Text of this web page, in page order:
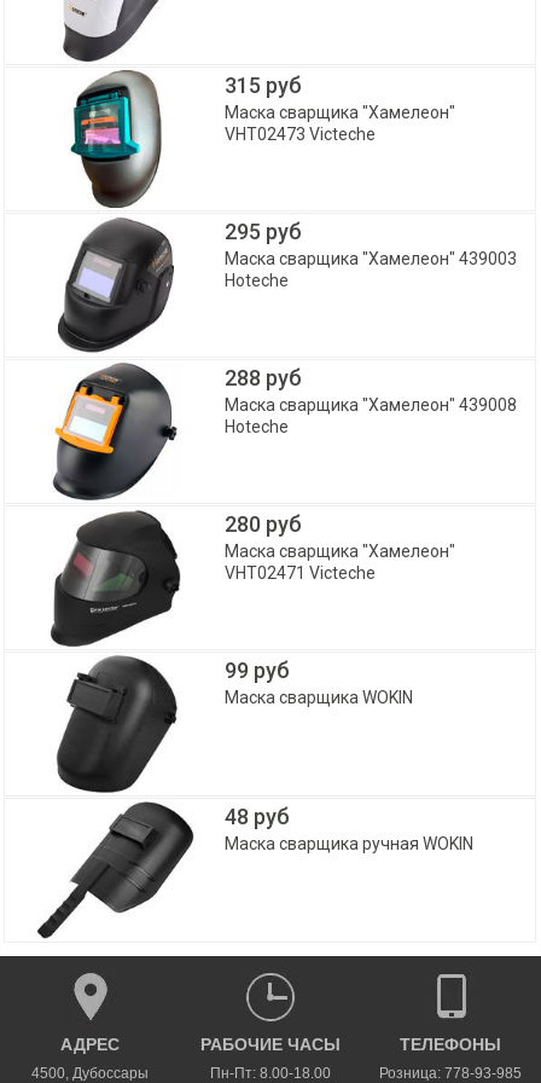
315 руб
Маска сварщика "Хамелеон"
VHT02473 Victeche
295 руб
Маска сварщика "Хамелеон" 439003
Hoteche
288 руб
Маска сварщика "Хамелеон" 439008
Hoteche
280 руб
Маска сварщика "Хамелеон"
VHT02471 Victeche
99 руб
Маска сварщика WOKIN
48 руб
Маска сварщика ручная WOKIN
АДРЕС
4500,Дубоссары
РАБОЧИЕ ЧАСЫ
Пн-Пт: 8.00-18.00
ТЕЛЕФОНЫ
Розница: 778-93-985